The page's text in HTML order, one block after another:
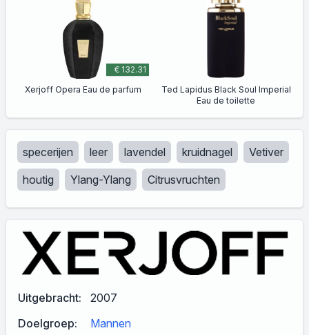
Uitgebracht:
2007
Doelgroep:
Mannen
€ 132.31
Xerjoff Opera Eau de parfum
Ted Lapidus Black Soul Imperial
Eau de toilette
specerijen leer lavendel kruidnagel
Vetiver
houtig
Ylang-Ylang Citrusvruchten